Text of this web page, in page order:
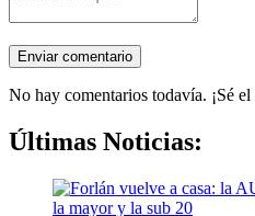
No hay comentarios todavía. ¡Sé
Últimas Noticias: